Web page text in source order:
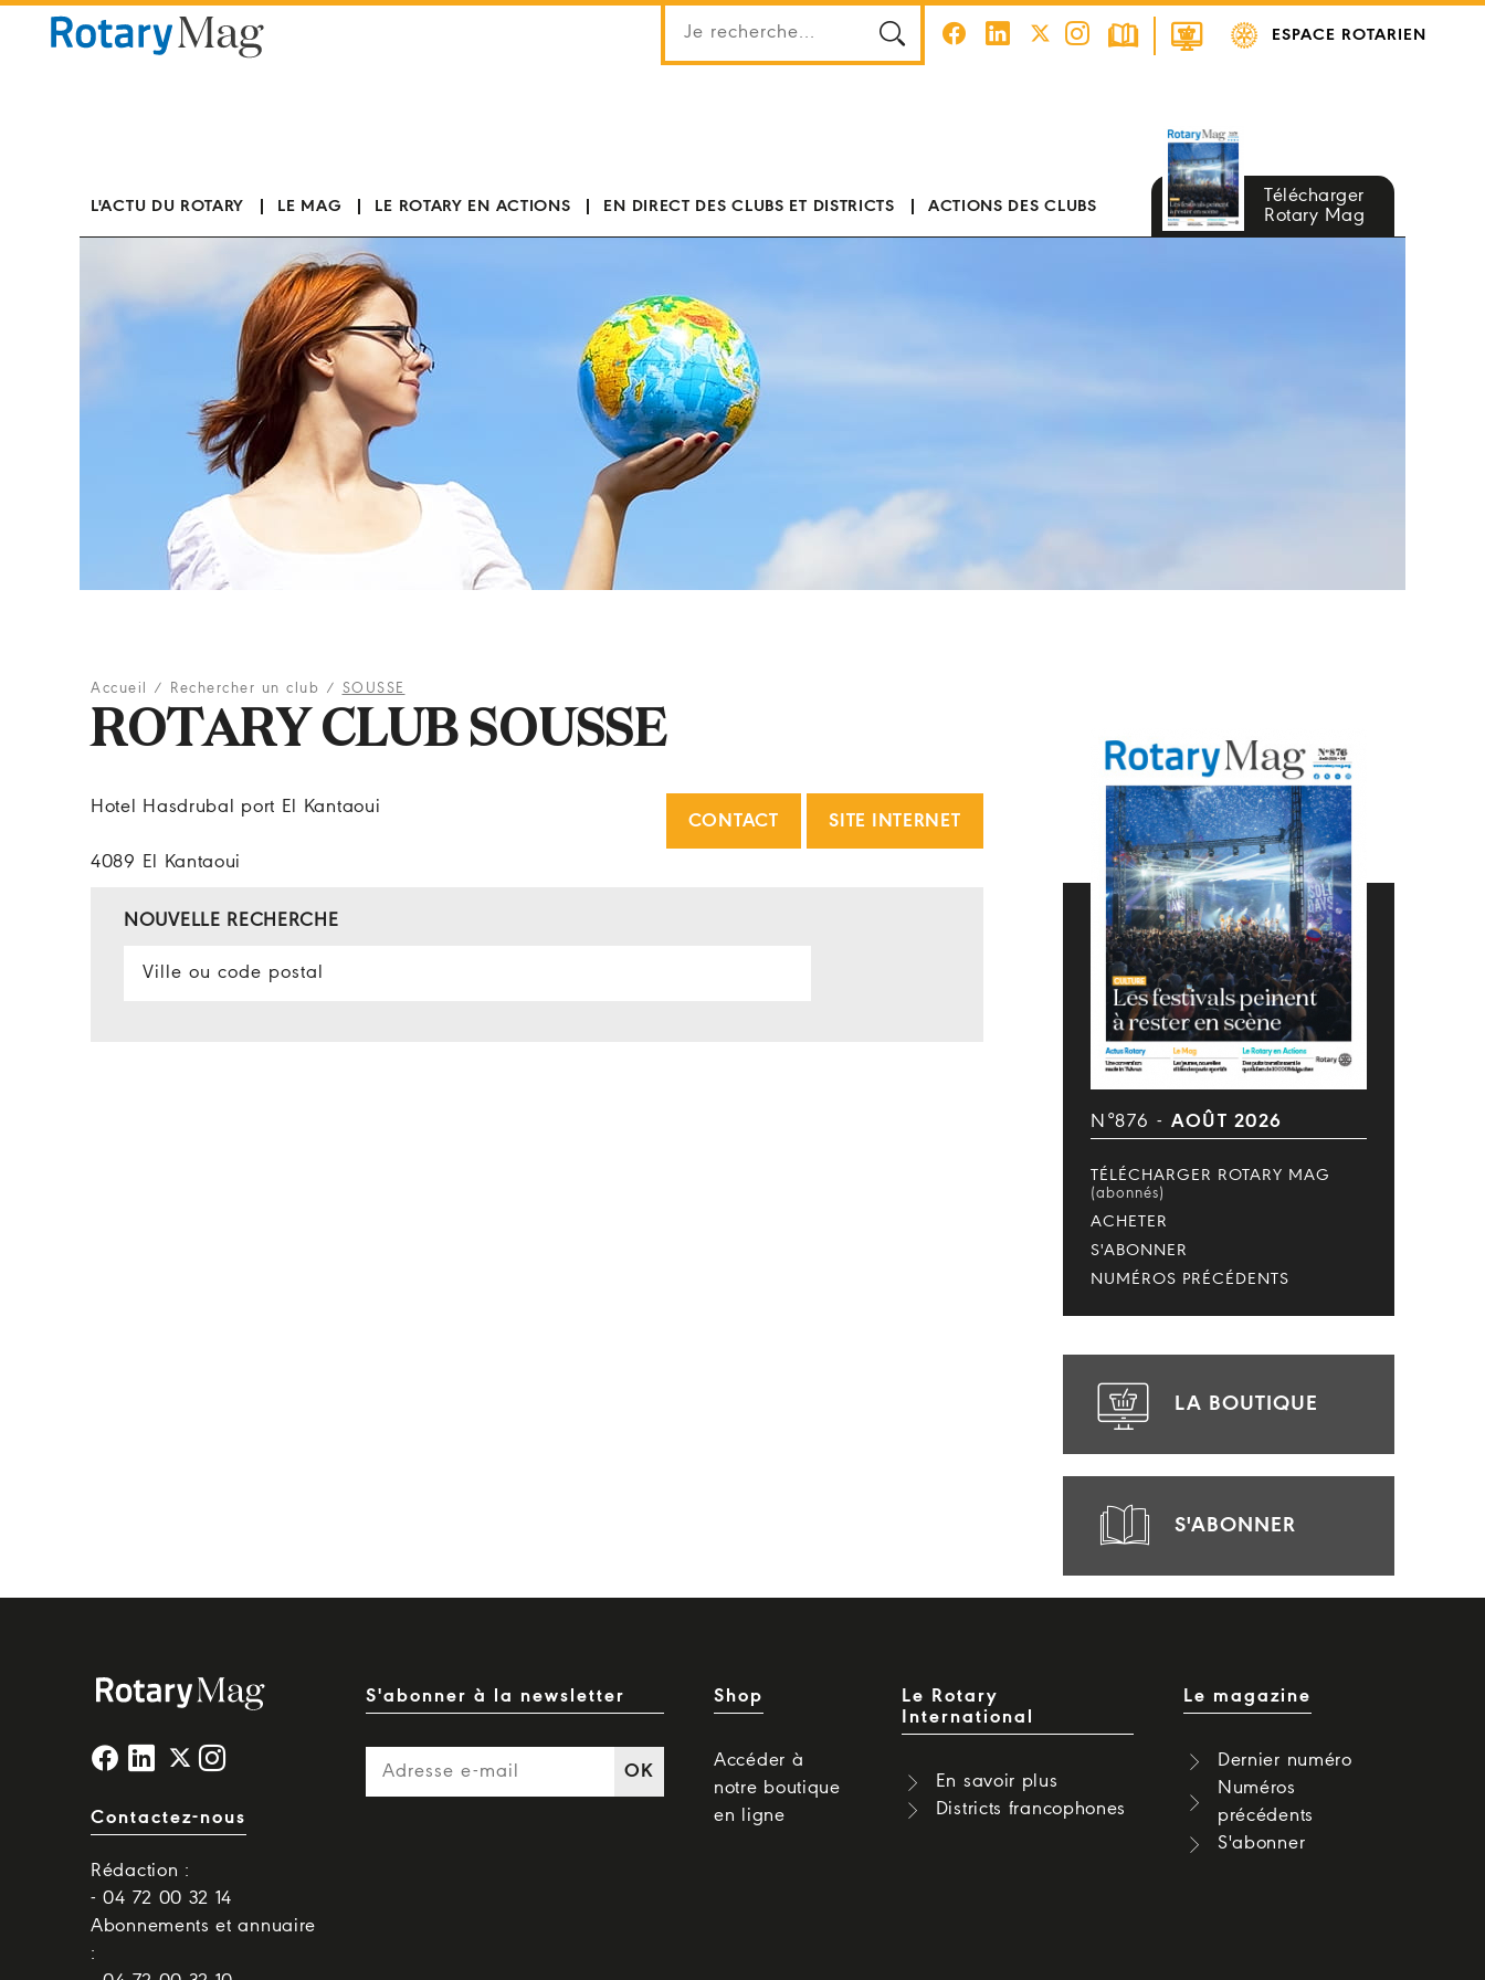
ESPACE ROTARIEN
L'ACTU DU ROTARY LE MAG LE ROTARY EN ACTIONS EN DIRECT DES CLUBS ET DISTRICTS ACTIONS DES CLUBS
Télécharger
Rotary Mag
Accueil / Rechercher un club / SOUSSE
ROTARY CLUB SOUSSE
Hotel Hasdrubal port El Kantaoui
4089 El Kantaoui
CONTACT SITE INTERNET
NOUVELLE RECHERCHE
N°876 - AOÛT 2026
TÉLÉCHARGER ROTARY MAG
(abonnés)
ACHETER
S'ABONNER
NUMÉROS PRÉCÉDENTS
LA BOUTIQUE
S'ABONNER
Contactez-nous
Rédaction :
- 04 72 00 32 14
Abonnements et annuaire
:
S'abonner à la newsletter
OK
Shop
Accéder à
notre boutique
en ligne
Le Rotary
International
En savoir plus
Districts francophones
Le magazine
Dernier numéro
Numéros
précédents
S'abonner
Panneau de gestion des cookies